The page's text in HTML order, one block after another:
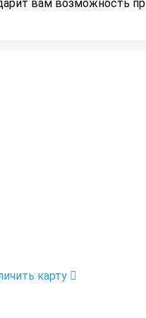
вам возможность
карту